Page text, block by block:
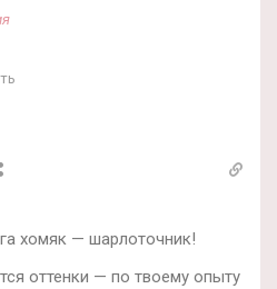
хомяк — шарлоточник!
оттенки — по твоему опыту